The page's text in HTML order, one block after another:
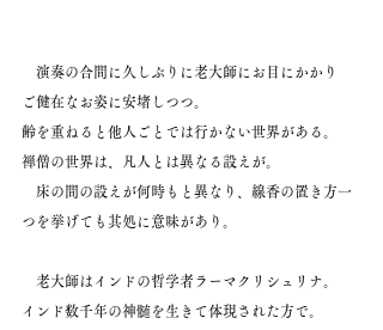
演奏の合間に久しぶりに老大師にお目にかかり
ご健在なお姿に安堵しつつ。
齢を重ねると他人ごとでは行かない世界がある。
禅僧の世界は、凡人とは異なる設えが。
床の間の設えが何時もと異なり、線香の置き方一
つを挙げても其処に意味があり。
老大師はインドの哲学者ラーマクリシュリナ。
インド数千年の神髄を生きて体現された方で。